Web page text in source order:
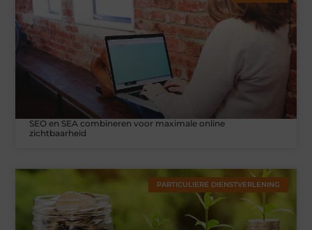
SEO en SEA combineren voor maximale online
zichtbaarheid
PARTICULIERE DIENSTVERLENING